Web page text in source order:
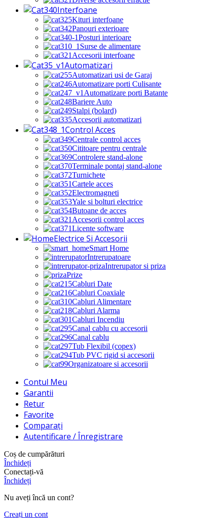
Interfoane
Kituri interfoane
Panouri exterioare
Posturi interioare
Surse de alimentare
Accesorii interfoane
Automatizari
Automatizari usi de Garaj
Automatizare porti Culisante
Automatizare porti Batante
Bariere Auto
Stalpi (bolard)
Accesorii automatizari
Control Acces
Centrale control acces
Cititoare pentru centrale
Controlere stand-alone
Terminale pontaj stand-alone
Turnichete
Cartele acces
Electromagneti
Yale si bolturi electrice
Butoane de acces
Accesorii control acces
Licente software
Electrice Si Accesorii
Smart Home
Intrerupatoare
Intrerupator si priza
Prize
Cabluri Date
Cabluri Coaxiale
Cabluri Alimentare
Cabluri Alarma
Cabluri Incendiu
Canal cablu cu accesorii
Canal cablu
Tub Flexibil (copex)
Tub PVC rigid si accesorii
Organizatoare si accesorii
Contul Meu
Garantii
Retur
Favorite
Comparați
Autentificare / Înregistrare
Coș de cumpărături
Închideți
Conectați-vă
Închideți
Nu aveți încă un cont?
Creați un cont